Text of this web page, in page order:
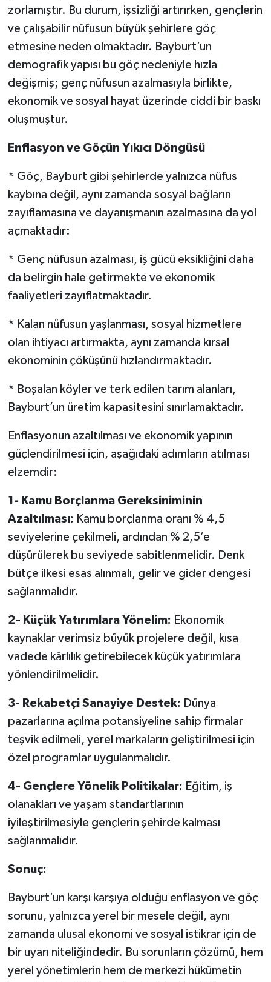
zorlamıştır. Bu durum, işsizliği artırırken, gençlerin
ve çalışabilir nüfusun büyük şehirlere göç
etmesine neden olmaktadır. Bayburt’un
demografik yapısı bu göç nedeniyle hızla
değişmiş; genç nüfusun azalmasıyla birlikte,
ekonomik ve sosyal hayat üzerinde ciddi bir baskı
oluşmuştur.
Enflasyon ve Göçün Yıkıcı Döngüsü
* Göç, Bayburt gibi şehirlerde yalnızca nüfus
kaybına değil, aynı zamanda sosyal bağların
zayıflamasına ve dayanışmanın azalmasına da yol
açmaktadır:
* Genç nüfusun azalması, iş gücü eksikliğini daha
da belirgin hale getirmekte ve ekonomik
faaliyetleri zayıflatmaktadır.
* Kalan nüfusun yaşlanması, sosyal hizmetlere
olan ihtiyacı artırmakta, aynı zamanda kırsal
ekonominin çöküşünü hızlandırmaktadır.
* Boşalan köyler ve terk edilen tarım alanları,
Bayburt’un üretim kapasitesini sınırlamaktadır.
Enflasyonun azaltılması ve ekonomik yapının
güçlendirilmesi için, aşağıdaki adımların atılması
elzemdir:
1- Kamu Borçlanma Gereksiniminin
Azaltılması: Kamu borçlanma oranı % 4,5
seviyelerine çekilmeli, ardından % 2,5’e
düşürülerek bu seviyede sabitlenmelidir. Denk
bütçe ilkesi esas alınmalı, gelir ve gider dengesi
sağlanmalıdır.
2- Küçük Yatırımlara Yönelim: Ekonomik
kaynaklar verimsiz büyük projelere değil, kısa
vadede kârlılık getirebilecek küçük yatırımlara
yönlendirilmelidir.
3- Rekabetçi Sanayiye Destek: Dünya
pazarlarına açılma potansiyeline sahip firmalar
teşvik edilmeli, yerel markaların geliştirilmesi için
özel programlar uygulanmalıdır.
4- Gençlere Yönelik Politikalar: Eğitim, iş
olanakları ve yaşam standartlarının
iyileştirilmesiyle gençlerin şehirde kalması
sağlanmalıdır.
Sonuç:
Bayburt’un karşı karşıya olduğu enflasyon ve göç
sorunu, yalnızca yerel bir mesele değil, aynı
zamanda ulusal ekonomi ve sosyal istikrar için de
bir uyarı niteliğindedir. Bu sorunların çözümü, hem
yerel yönetimlerin hem de merkezi hükümetin